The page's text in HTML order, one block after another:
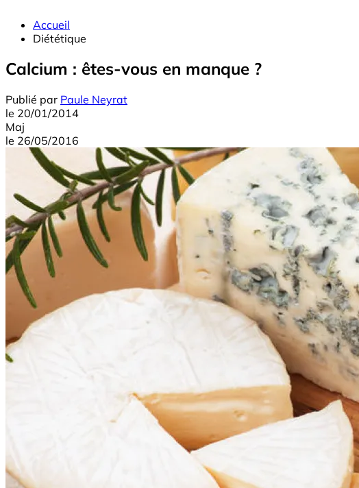
Accueil
Diététique
Calcium : êtes-vous en manque ?
Publié par Paule Neyrat
le 20/01/2014
Maj
le 26/05/2016